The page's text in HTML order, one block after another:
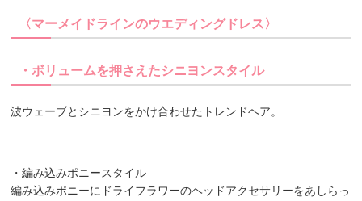
〈マーメイドラインのウエディングドレス〉
・ボリュームを押さえたシニヨンスタイル
波ウェーブとシニヨンをかけ合わせたトレンドヘア。
・編み込みポニースタイル
編み込みポニーにドライフラワーのヘッドアクセサリーをあしらっ